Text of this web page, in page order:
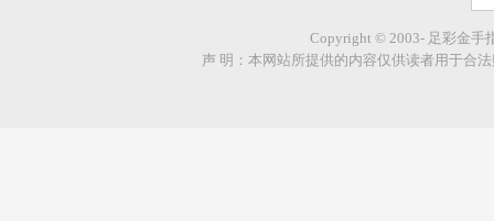
Copyright © 2003- 足彩金手
声 明：本网站所提供的内容仅供读者用于合